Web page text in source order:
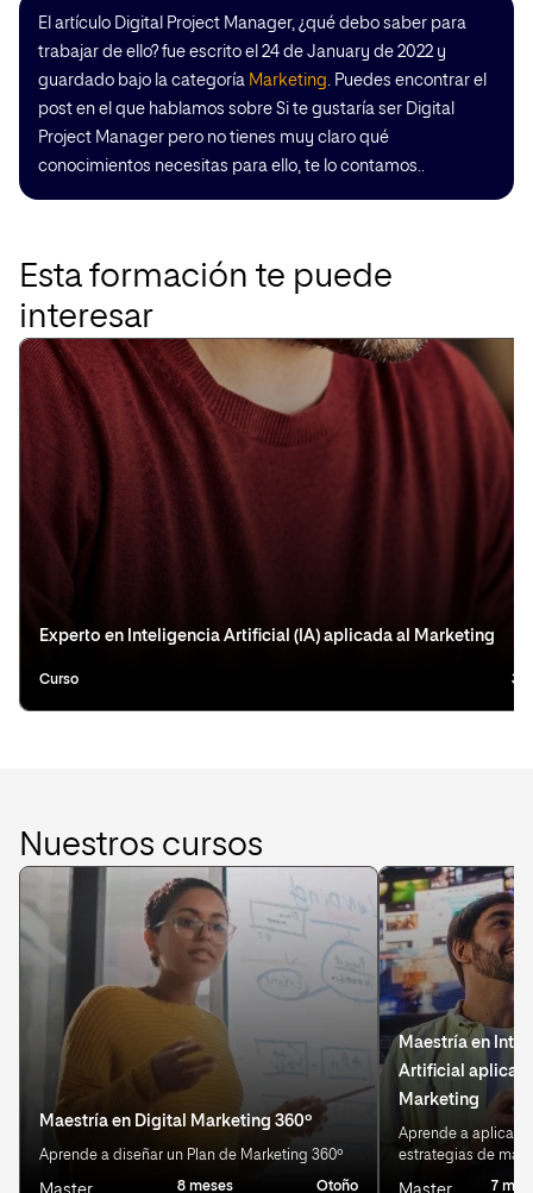
El artículo Digital Project Manager, ¿qué debo saber para
trabajar de ello? fue escrito el 24 de January de 2022 y
guardado bajo la categoría Marketing. Puedes encontrar el
post en el que hablamos sobre Si te gustaría ser Digital
Project Manager pero no tienes muy claro qué
conocimientos necesitas para ello, te lo contamos..
Esta formación te puede
interesar
Experto en Inteligencia Artificial (IA) aplicada al Marketing
Curso 3
Nuestros cursos
Maestría en Digital Marketing 360º
Aprende a diseñar un Plan de Marketing 360º
8 meses Otoño
Maestría en
Artificial
Marketing
Aprende a aplicar
estrategias de
7